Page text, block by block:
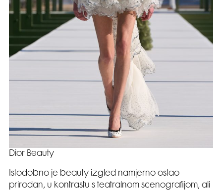
Dior Beauty
Istodobno je beauty izgled namjerno ostao
prirodan, u kontrastu s teatralnom scenografijom, ali